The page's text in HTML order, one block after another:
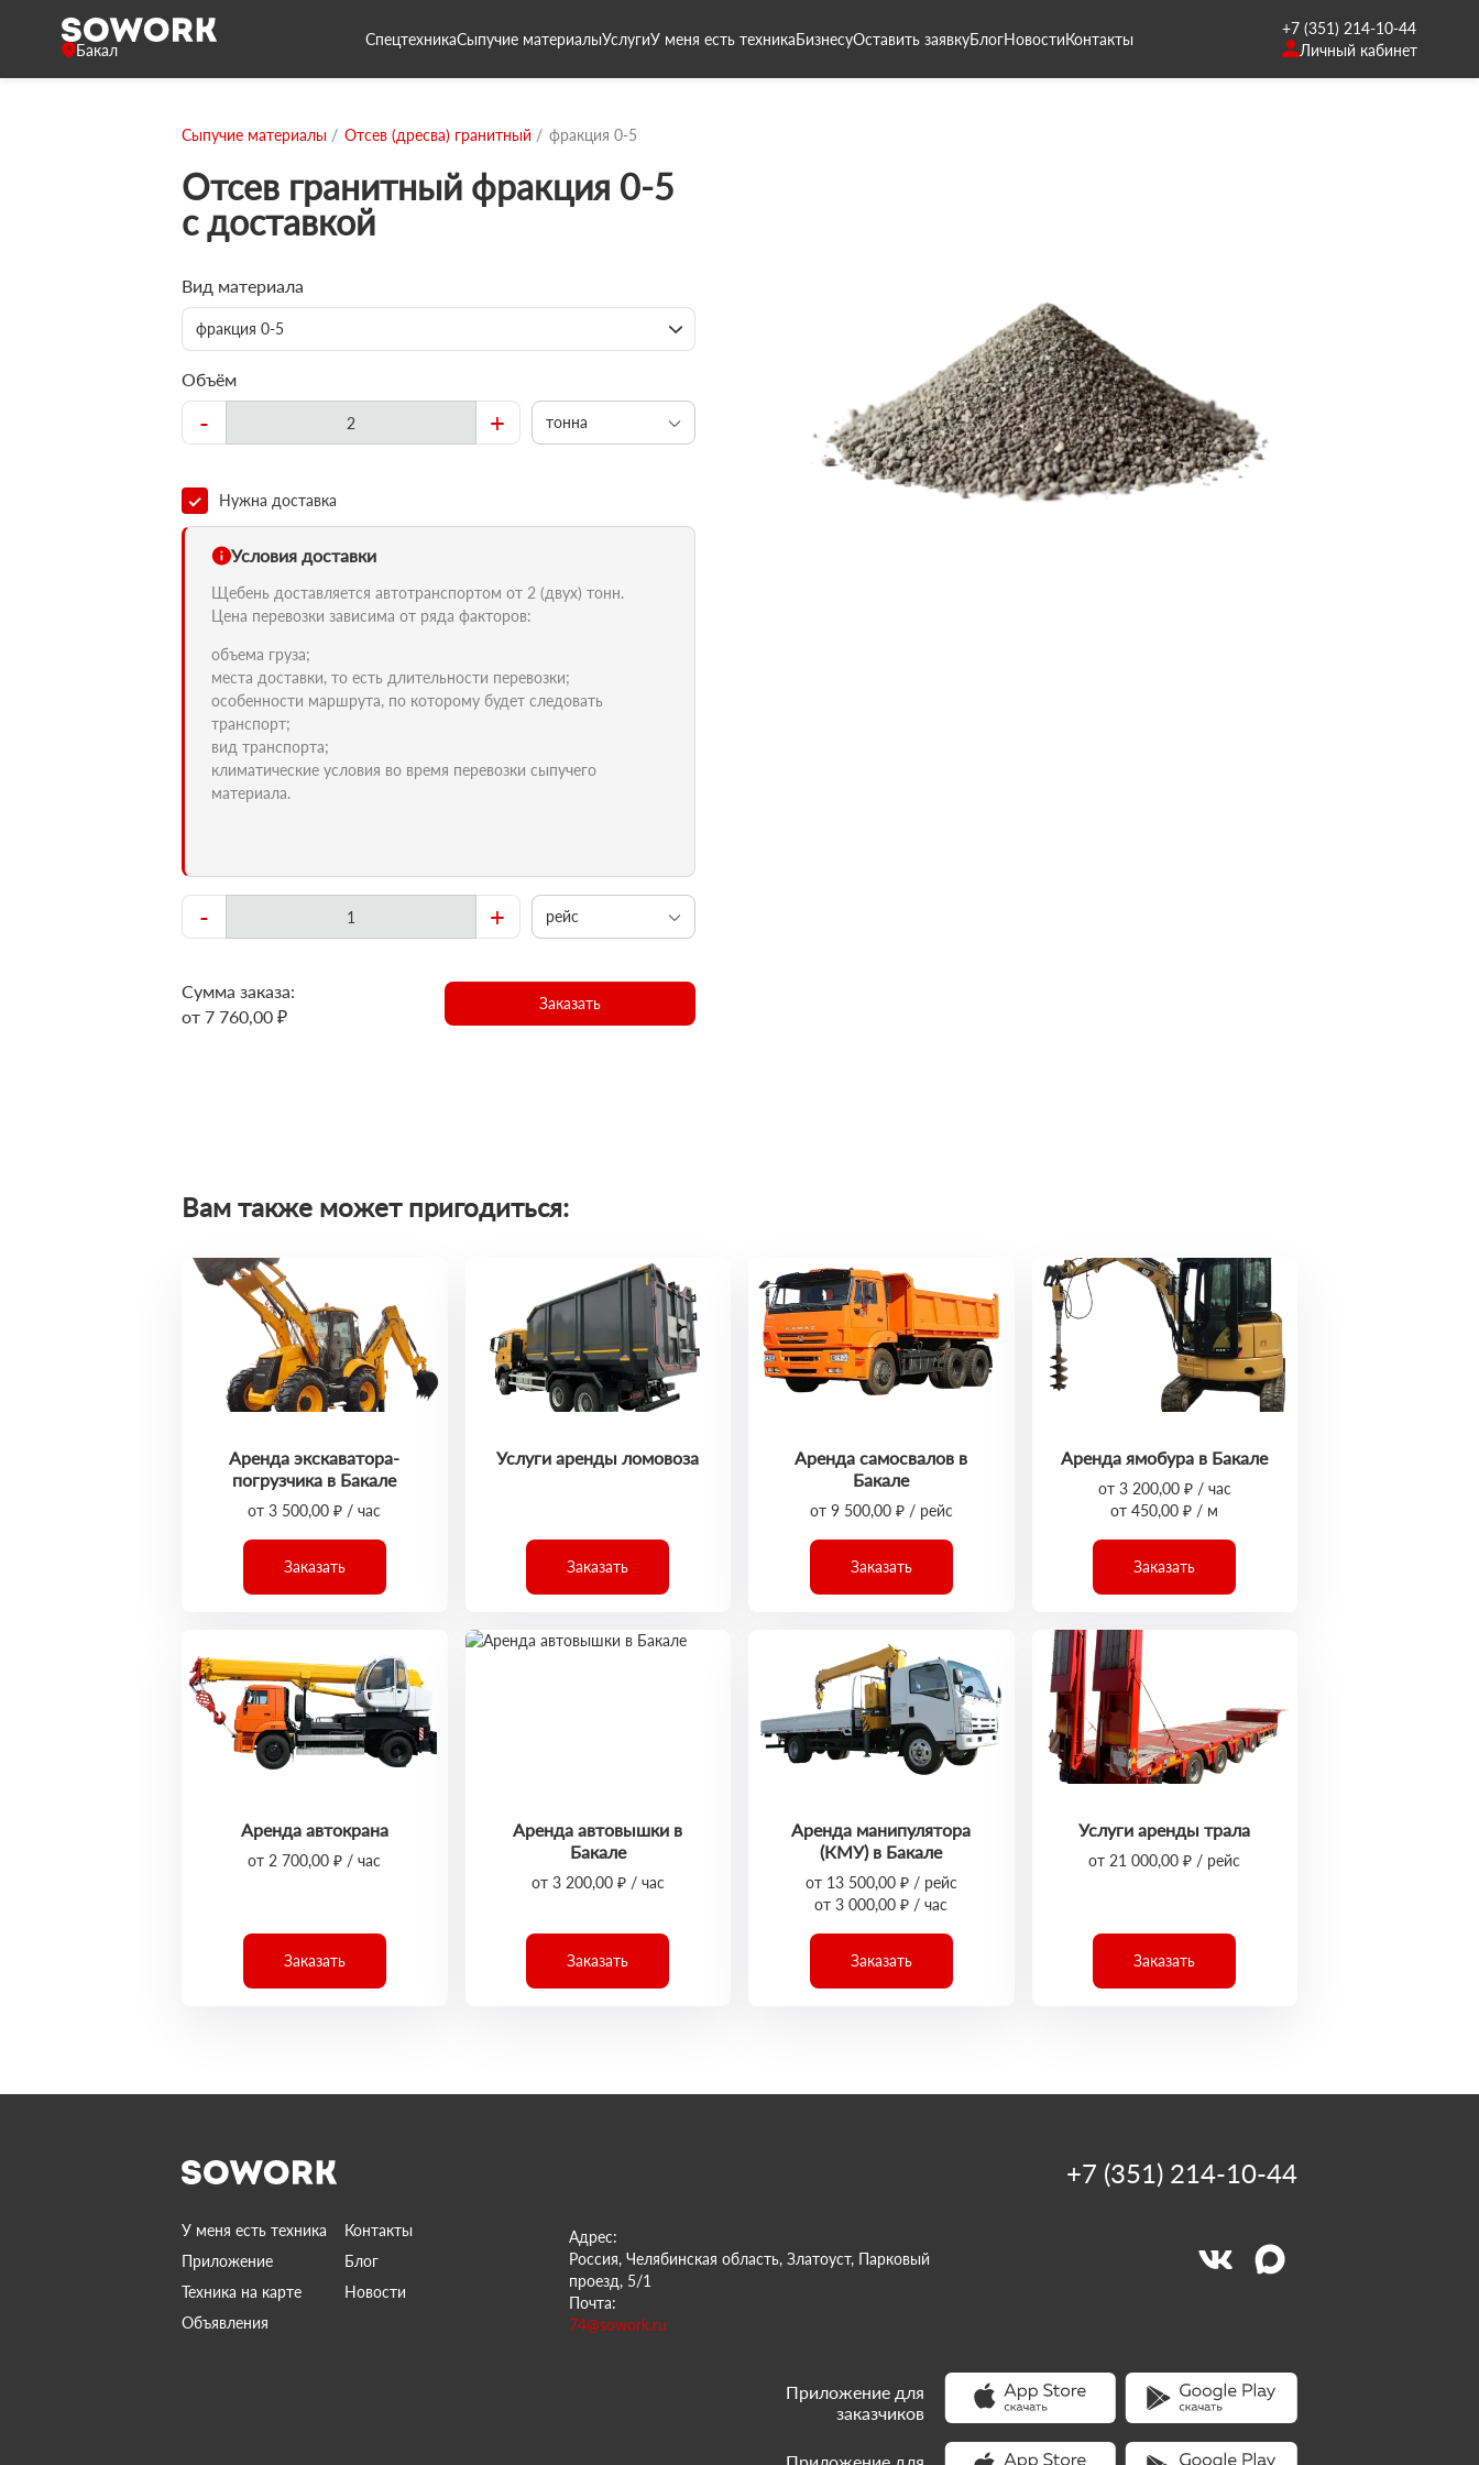
Бакал
СпецтехникаСыпучие материалыУслугиУ меня есть техникаБизнесуОставить заявкуБлогНовостиКонтакты
+7 (351) 214-10-44
Личный кабинет
Сыпучие материалы Отсев (дресва) гранитный фракция 0-5
Отсев гранитный фракция 0-5
с доставкой
Вид материала
фракция 0-5
Объём
- + тонна
Нужна доставка
Условия доставки
Щебень доставляется автотранспортом от 2 (двух) тонн.
Цена перевозки зависима от ряда факторов:
объема груза;
места доставки, то есть длительности перевозки;
особенности маршрута, по которому будет следовать
транспорт;
вид транспорта;
климатические условия во время перевозки сыпучего
материала.
- + рейс
Сумма заказа:
от 7 760,00 ₽
Заказать
Вам также может пригодиться:
Аренда экскаватора-
погрузчика в Бакале
от 3 500,00 ₽ / час
Заказать
Услуги аренды ломовоза
Заказать
Аренда самосвалов в
Бакале
от 9 500,00 ₽ / рейс
Заказать
Аренда ямобура в Бакале
от 3 200,00 ₽ / час
от 450,00 ₽ / м
Заказать
Аренда автокрана
от 2 700,00 ₽ / час
Заказать
Аренда автовышки в
Бакале
от 3 200,00 ₽ / час
Заказать
Аренда манипулятора
(КМУ) в Бакале
от 13 500,00 ₽ / рейс
от 3 000,00 ₽ / час
Заказать
Услуги аренды трала
от 21 000,00 ₽ / рейс
Заказать
У меня есть техника
Контакты
Приложение
Блог
Техника на карте
Новости
Объявления
Адрес:
Россия, Челябинская область, Златоуст, Парковый
проезд, 5/1
Почта:
74@sowork.ru
+7 (351) 214-10-44
Приложение для
заказчиков